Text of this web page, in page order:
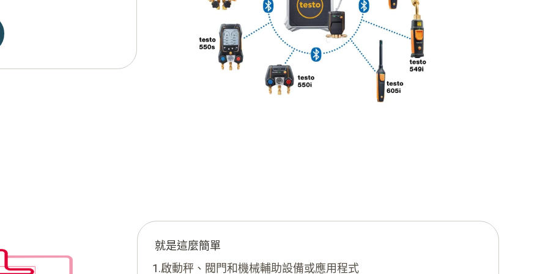
就是這麼簡單
1.啟動秤、閥門和機械輔助設備或應用程式